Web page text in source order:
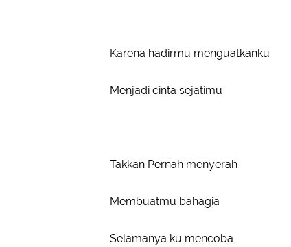
Karena hadirmu menguatkanku
Menjadi cinta sejatimu
Takkan Pernah menyerah
Membuatmu bahagia
Selamanya ku mencoba